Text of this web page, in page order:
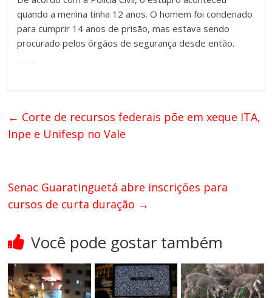
quando a menina tinha 12 anos. O homem foi condenado
para cumprir 14 anos de prisão, mas estava sendo
procurado pelos órgãos de segurança desde então.
← Corte de recursos federais põe em xeque ITA,
Inpe e Unifesp no Vale
Senac Guaratinguetá abre inscrições para
cursos de curta duração →
Você pode gostar também